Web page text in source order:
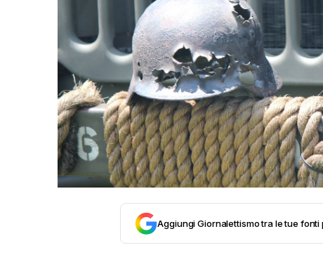
Aggiungi Giornalettismo tra le tue